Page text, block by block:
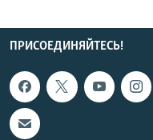
ПРИСОЕДИНЯЙТЕСЬ!